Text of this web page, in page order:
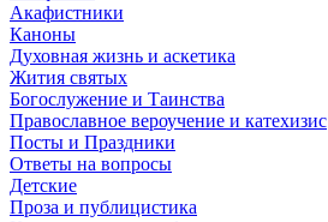
Акафистники
Каноны
Духовная жизнь и аскетика
Жития святых
Богослужение и Таинства
Православное вероучение и катехизис
Посты и Праздники
Ответы на вопросы
Детские
Проза и публицистика